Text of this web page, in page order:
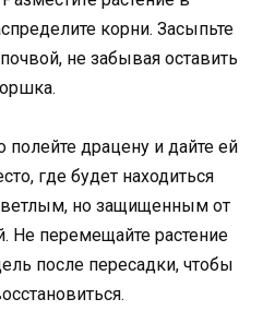
корни. Засыпьте
не забывая оставить
драцену и дайте ей
где будет находиться
но защищенным от
Не перемещайте растение
после пересадки, чтобы